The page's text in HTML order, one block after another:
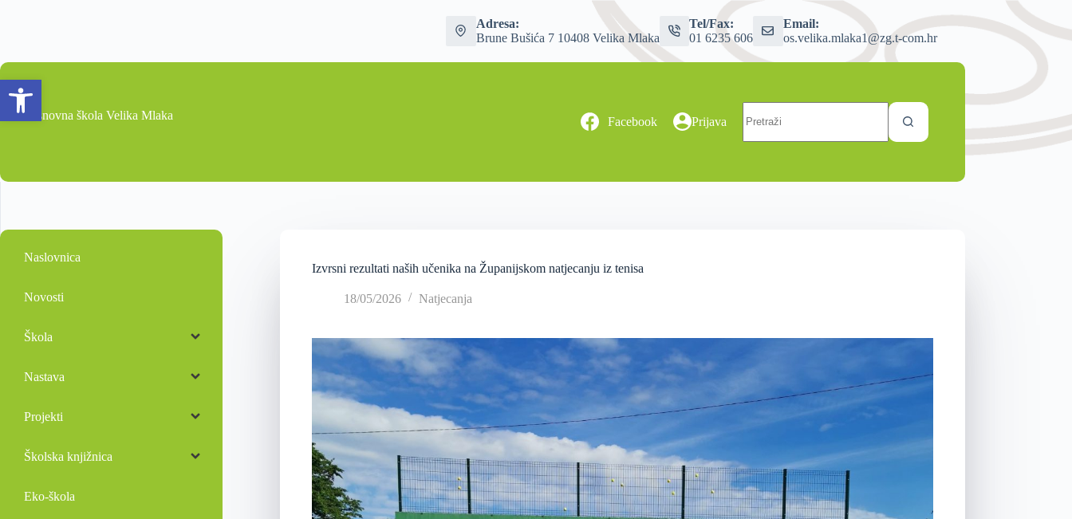
Open toolbar
Adresa:
Brune Bušića 7 10408 Velika Mlaka
Tel/Fax:
01 6235 606
Email:
os.velika.mlaka1@zg.t-com.hr
Osnovna škola Velika Mlaka Facebook Prijava
Izvrsni rezultati naših učenika na Županijskom natjecanju iz tenisa
18/05/2026 Natjecanja
Naslovnica
Novosti
Škola
Nastava
Projekti
Školska knjižnica
Eko-škola